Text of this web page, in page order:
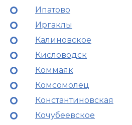
Ипатово
Иргаклы
Калиновское
Кисловодск
Коммаяк
Комсомолец
Константиновская
Кочубеевское